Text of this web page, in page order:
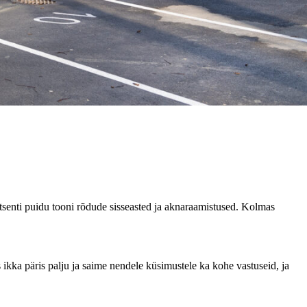
puidu tooni rõdude sisseasted ja aknaraamistused. Kolmas
päris palju ja saime nendele küsimustele ka kohe vastuseid, ja
kui ka arenduse terviklik ja läbimõeldud kontseptsioon. Minu
– ning just sellise kogemuse ma ka sain. Oma korteriga
usaldusväärne ehitaja.
olid kasulikud mõlemale poolele. Kui keskenduda ühisele